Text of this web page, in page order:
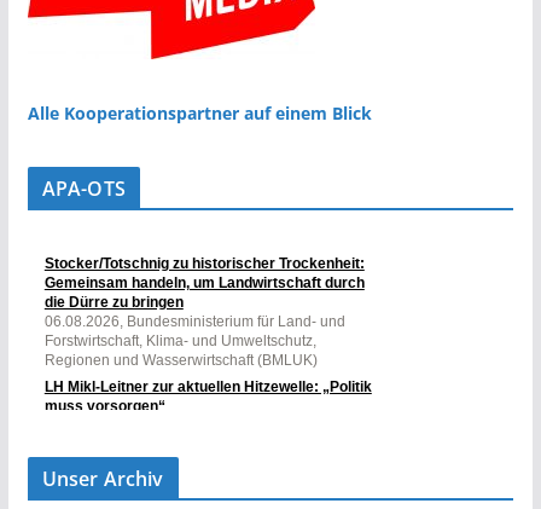
Alle Kooperationspartner auf einem Blick
APA-OTS
Unser Archiv